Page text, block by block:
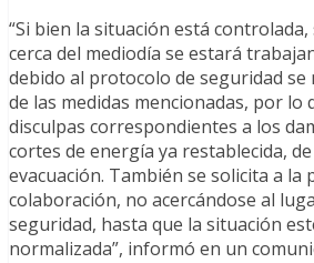
“Si bien la situación está controlada,
cerca del mediodía se estará
debido al protocolo de seguridad
de las medidas mencionadas, por lo
disculpas correspondientes a los
cortes de energía ya restablecida,
evacuación. También se solicita a la
colaboración, no acercándose al
seguridad, hasta que la situación
normalizada”, informó en un